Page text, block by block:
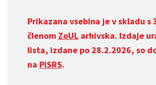
Prikazana vsebina je v skladu s
členom ZoUL arhivska. Izdaje
lista, izdane po 28.2.2026, so
na PISRS.